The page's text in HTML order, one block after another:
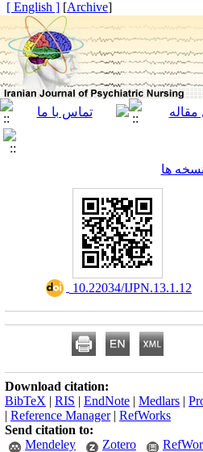
[
Archive
]
[ English ]
ها
‎ 10.22034/IJPN.13.1.12
Download citation:
BibTeX | RIS | EndNote | Medlars |
| Reference Manager| RefWorks
Send citation to:
Mendeley
Zotero